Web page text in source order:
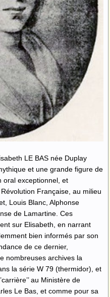
LE BAS née Duplay
et une grande figure de
oral exceptionnel, et
Française, au milieu
Louis Blanc, Alphonse
de Lamartine. Ces
sur Elisabeth, en narrant
bien informés par son
de ce dernier,
nombreuses archives la
la série W 79 (thermidor), et
au Ministère de
Le Bas, et comme pour sa